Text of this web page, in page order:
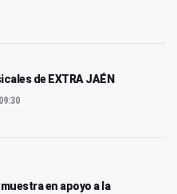
de EXTRA JAÉN
en apoyo a la